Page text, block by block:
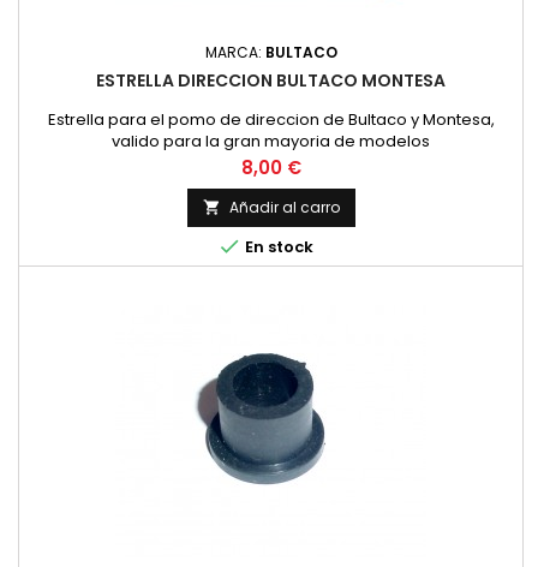
MARCA: BULTACO
ESTRELLA DIRECCION BULTACO MONTESA
Estrella para el pomo de direccion de Bultaco y Montesa,
valido para la gran mayoria de modelos
Precio
8,00 €
 Añadir al carro
 En stock